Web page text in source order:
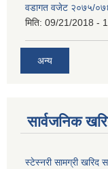
वडागत वजेट २०७५/
मिति: 09/21/2018 -
अन्य
सार्वजनिक
स्टेस्नरी सामग्री खरिद